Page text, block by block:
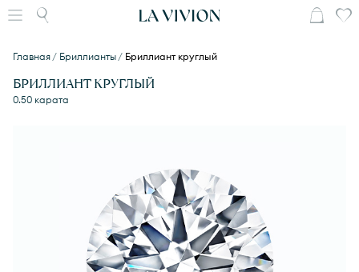
Главная Бриллианты Бриллиант круглый
БРИЛЛИАНТ КРУГЛЫЙ
0.50 карата